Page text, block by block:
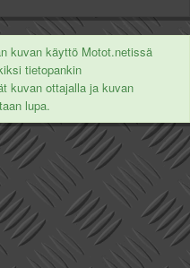
kuvan käyttö Motot.netissä
tietopankin
kuvan ottajalla ja kuvan
lupa.